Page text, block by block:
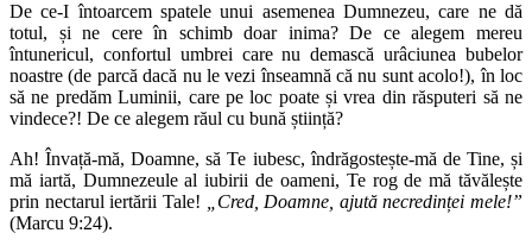
De ce-I întoarcem spatele unui asemenea Dumnezeu, care ne dă
totul, și ne cere în schimb doar inima? De ce alegem mereu
întunericul, confortul umbrei care nu demască urâciunea bubelor
noastre (de parcă dacă nu le vezi înseamnă că nu sunt acolo!), în loc
să ne predăm Luminii, care pe loc poate și vrea din răsputeri să ne
vindece?! De ce alegem răul cu bună știință?
Ah! Învață-mă, Doamne, să Te iubesc, îndrăgostește-mă de Tine, și
mă iartă, Dumnezeule al iubirii de oameni, Te rog de mă tăvălește
prin nectarul iertării Tale! „Cred, Doamne, ajută necredinței mele!”
(Marcu 9:24).